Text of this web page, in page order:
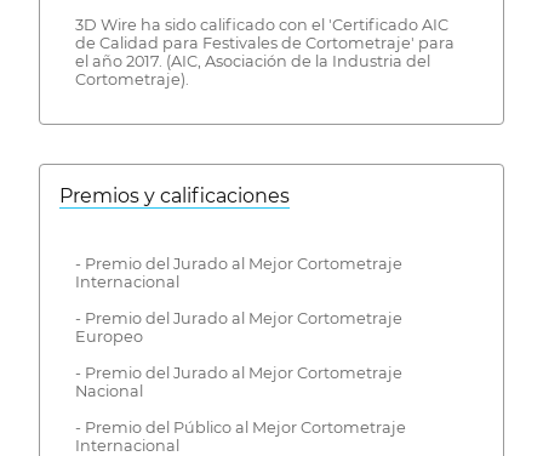
3D Wire ha sido calificado con el 'Certificado AIC
de Calidad para Festivales de Cortometraje' para
el año 2017. (AIC, Asociación de la Industria del
Cortometraje).
Premios y calificaciones
- Premio del Jurado al Mejor Cortometraje
Internacional
- Premio del Jurado al Mejor Cortometraje
Europeo
- Premio del Jurado al Mejor Cortometraje
Nacional
- Premio del Público al Mejor Cortometraje
Internacional